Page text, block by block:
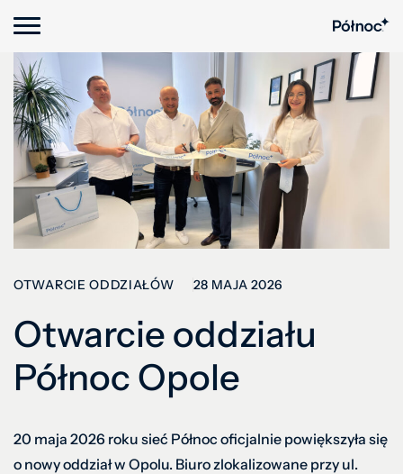
OTWARCIE ODDZIAŁÓW 28 MAJA 2026
Otwarcie oddziału
Północ Opole
20 maja 2026 roku sieć Północ oficjalnie powiększyła się
o nowy oddział w Opolu. Biuro zlokalizowane przy ul.